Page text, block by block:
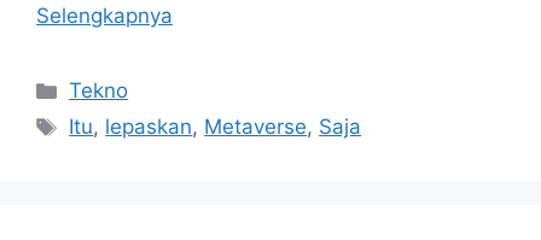
Selengkapnya
Kategori
Tekno
Tag
Itu, lepaskan, Metaverse, Saja